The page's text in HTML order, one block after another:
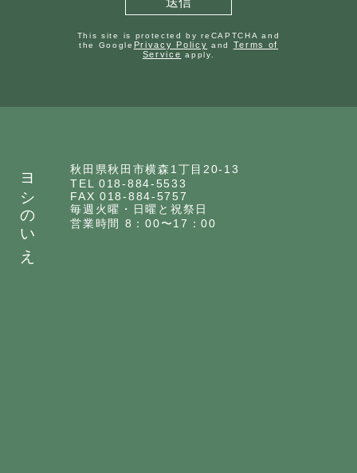
This site is protected by reCAPTCHA and
the Google Privacy Policy and Terms of
Service apply.
ヨシのいえ
秋田県秋田市横森1丁目20-13
TEL 018-884-5533
FAX 018-884-5757
毎週火曜・日曜と祝祭日
営業時間 8：00〜17：00